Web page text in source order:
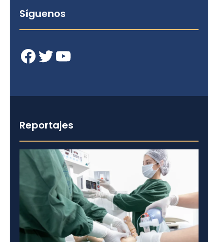
Síguenos
Facebook Twitter YouTube
Reportajes